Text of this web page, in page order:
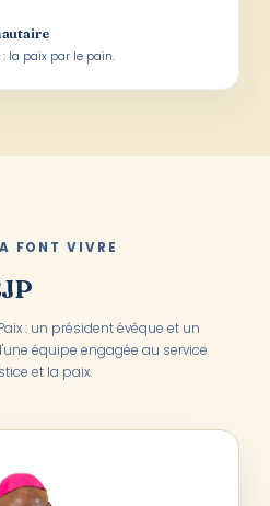
: la paix par le pain.
FONT VIVRE
: un président évêque et un
équipe engagée au service
et la paix.